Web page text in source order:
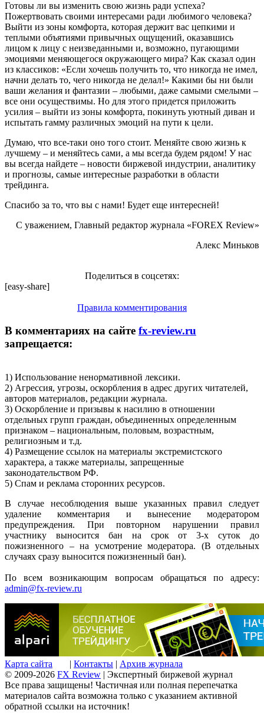
Готовы ли вы изменить свою жизнь ради успеха?
Пожертвовать своими интересами ради любимого человека?
Выйти из зоны комфорта, которая держит вас цепкими и
теплыми объятиями привычных ощущений, оказавшись
лицом к лицу с неизведанными и, возможно, пугающими
эмоциями меняющегося окружающего мира? Как сказал один
из классиков: «Если хочешь получить то, что никогда не имел,
начни делать то, чего никогда не делал!» Какими бы ни были
ваши желания и фантазии – любыми, даже самыми смелыми –
все они осуществимы. Но для этого придется приложить
усилия – выйти из зоны комфорта, покинуть уютный диван и
испытать гамму различных эмоций на пути к цели.
Думаю, что все-таки оно того стоит. Меняйте свою жизнь к
лучшему – и меняйтесь сами, а мы всегда будем рядом! У нас
вы всегда найдете – новости биржевой индустрии, аналитику
и прогнозы, самые интересные разработки в области
трейдинга.
Спасибо за то, что вы с нами! Будет еще интересней!
С уважением, Главный редактор журнала «FOREX Review»
Алекс Миньков
Поделиться в соцсетях:
[easy-share]
Правила комментирования
В комментариях на сайте fx-review.ru
запрещается:
1) Использование ненормативной лексики.
2) Агрессия, угрозы, оскорбления в адрес других читателей,
авторов материалов, редакции журнала.
3) Оскорбление и призывы к насилию в отношении
отдельных групп граждан, объединенных определенным
признаком – национальным, половым, возрастным,
религиозным и т.д.
4) Размещение ссылок на материалы экстремистского
характера, а также материалы, запрещенные
законодательством РФ.
5) Спам и реклама сторонних ресурсов.
В случае несоблюдения выше указанных правил следует
удаление комментария и вынесение модератором
предупреждения. При повторном нарушении правил
участнику выносится бан на срок от 3-х суток до
пожизненного – на усмотрение модератора. (В отдельных
случаях сразу выносится пожизненный бан).
По всем возникающим вопросам обращаться по адресу:
admin@fx-review.ru
Карта сайта | Контакты | Архив журнала
© 2009-2026 FX Review | Экспертный биржевой журнал
Все права защищены! Частичная или полная перепечатка
материалов сайта возможна только с указанием активной
обратной ссылки на источник!